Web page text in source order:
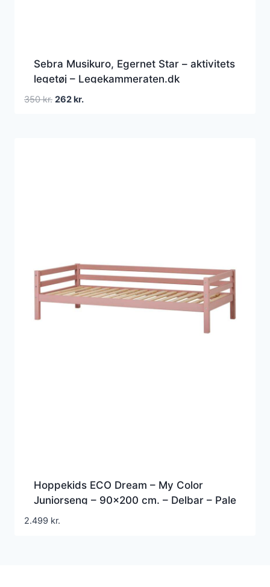
Sebra Musikuro, Egernet Star – aktivitets
legetøj – Legekammeraten.dk
350kr. Den
262kr.Den
Hoppekids ECO Dream – My Color
Juniorseng – 90×200 cm. – Delbar – Pale
Rose
2.499 kr.